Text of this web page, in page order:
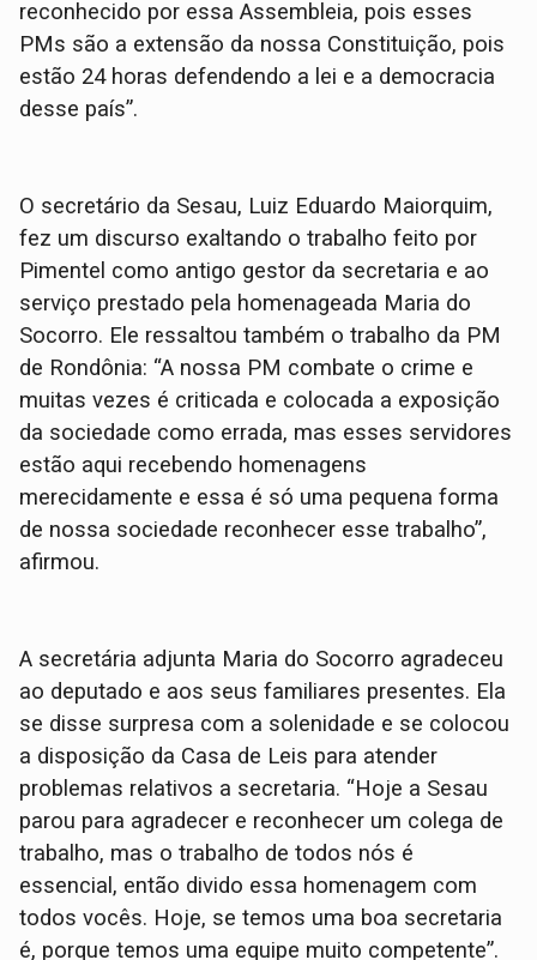
reconhecido por essa Assembleia, pois esses
PMs são a extensão da nossa Constituição, pois
estão 24 horas defendendo a lei e a democracia
desse país”.
O secretário da Sesau, Luiz Eduardo Maiorquim,
fez um discurso exaltando o trabalho feito por
Pimentel como antigo gestor da secretaria e ao
serviço prestado pela homenageada Maria do
Socorro. Ele ressaltou também o trabalho da PM
de Rondônia: “A nossa PM combate o crime e
muitas vezes é criticada e colocada a exposição
da sociedade como errada, mas esses servidores
estão aqui recebendo homenagens
merecidamente e essa é só uma pequena forma
de nossa sociedade reconhecer esse trabalho”,
afirmou.
A secretária adjunta Maria do Socorro agradeceu
ao deputado e aos seus familiares presentes. Ela
se disse surpresa com a solenidade e se colocou
a disposição da Casa de Leis para atender
problemas relativos a secretaria. “Hoje a Sesau
parou para agradecer e reconhecer um colega de
trabalho, mas o trabalho de todos nós é
essencial, então divido essa homenagem com
todos vocês. Hoje, se temos uma boa secretaria
é, porque temos uma equipe muito competente”.